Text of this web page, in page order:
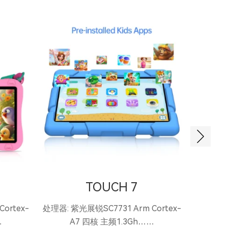
TOUCH 7
处理器: 紫光展锐SC7731 Arm Cortex-
A7 四核 主频1.3Gh……